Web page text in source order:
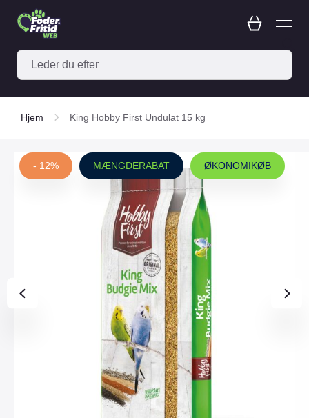
Hjem King Hobby First Undulat 15 kg
- 12% MÆNGDERABAT ØKONOMIKØB